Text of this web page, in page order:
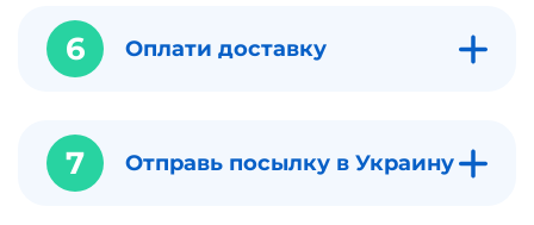
6 Оплати доставку
7 Отправь посылку в Украину